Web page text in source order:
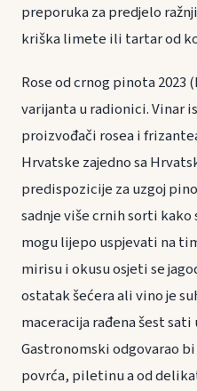
preporuka za predjelo
kriška limete ili tartar od
Rose od crnog pinota
varijanta u radionici. Vinar
proizvođači rosea i
Hrvatske zajedno sa
predispozicije za uzgoj
sadnje više crnih sorti
mogu lijepo uspjevati na
mirisu i okusu osjeti se
ostatak šećera ali vino je
maceracija rađena šest
Gastronomski odgovarao
povrća, piletinu a od